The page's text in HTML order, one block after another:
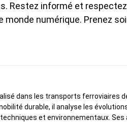
Restez informé et
numérique. Prenez
dans les transports ferroviaires
durable, il analyse les
et environnementaux.